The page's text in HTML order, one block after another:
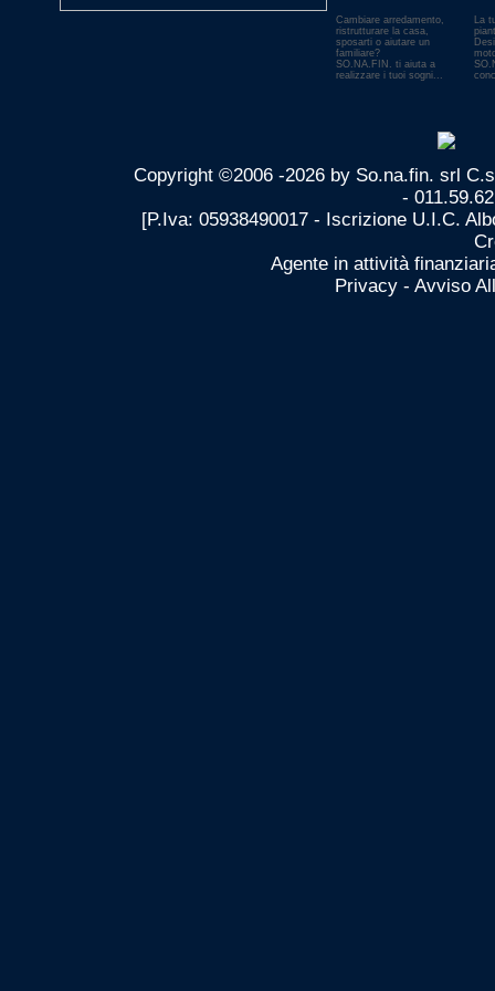
Cambiare arredamento,
ristrutturare la casa,
sposarti o aiutare un
familiare?
SO.NA.FIN. ti aiuta a
realizzare i tuoi sogni...
La
Copyright ©2006 -2026 by So.na.fin. srl
-
[P.Iva: 05938490017 - Iscrizione U.I.C.
Agente in attività
Privacy- Avviso